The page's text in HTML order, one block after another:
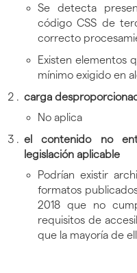
Se detecta
código CSS de
correcto
Existen elementos
mínimo exigido en
carga
No aplica
el contenido no
legislación aplicable
Podrían existir
formatos
2018 que no
requisitos de
que la mayoría de